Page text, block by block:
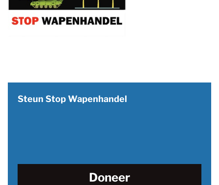
Steun Stop Wapenhandel
Doneer